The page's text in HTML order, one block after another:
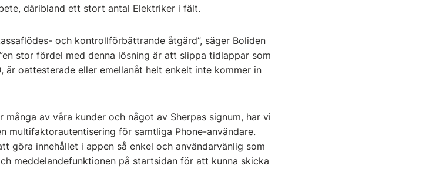
däribland ett stort antal Elektriker i fält.
och kontrollförbättrande åtgärd”, säger Boliden
stor fördel med denna lösning är att slippa tidlappar som
är oattesterade eller emellanåt helt enkelt inte kommer in
av våra kunder och något av Sherpas signum, har vi
multifaktorautentisering för samtliga Phone-användare.
göra innehållet i appen så enkel och användarvänlig som
meddelandefunktionen på startsidan för att kunna skicka